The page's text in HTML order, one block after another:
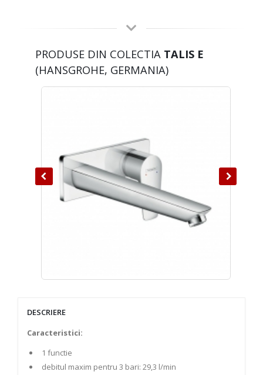
PRODUSE DIN COLECTIA TALIS E
(HANSGROHE, GERMANIA)
DESCRIERE
Caracteristici:
1 functie
debitul maxim pentru 3 bari: 29,3 l/min